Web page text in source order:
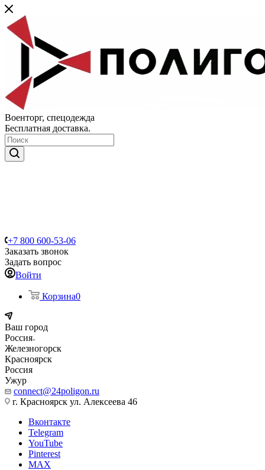
Военторг, спецодежда
Бесплатная доставка.
+7 800 600-53-06
Заказать звонок
Задать вопрос
Войти
Корзина0
Ваш город
Россия
Железногорск
Красноярск
Россия
Ужур
connect@24poligon.ru
г. Красноярск ул. Алексеева 46
Вконтакте
Telegram
YouTube
Pinterest
MAX